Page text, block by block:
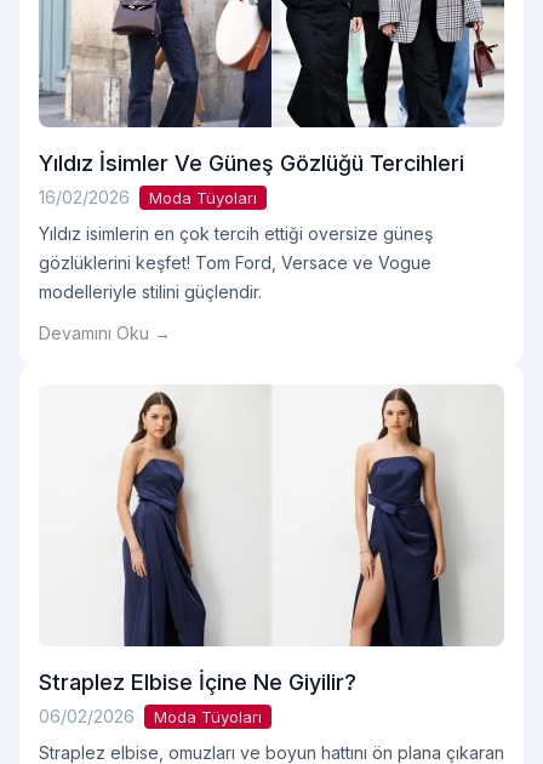
Yıldız İsimler Ve Güneş Gözlüğü Tercihleri
16/02/2026 Moda Tüyoları
Yıldız isimlerin en çok tercih ettiği oversize güneş
gözlüklerini keşfet! Tom Ford, Versace ve Vogue
modelleriyle stilini güçlendir.
Devamını Oku →
Straplez Elbise İçine Ne Giyilir?
06/02/2026 Moda Tüyoları
Straplez elbise, omuzları ve boyun hattını ön plana çıkaran